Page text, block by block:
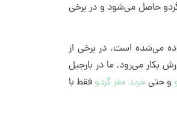
حاصل می‌شود و در برخی
می‌شده است. در برخی از
بکار می‌رود. ما در بارجیل
و حتیخرید مغز گردو فقط با